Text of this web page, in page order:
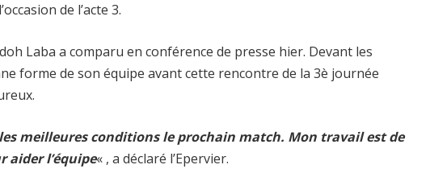
de l’acte 3.
Laba a comparu en conférence de presse hier. Devant les
forme de son équipe avant cette rencontre de la 3è journée
meilleures conditions le prochain match. Mon travail est de
aider l’équipe« , a déclaré l’Epervier.